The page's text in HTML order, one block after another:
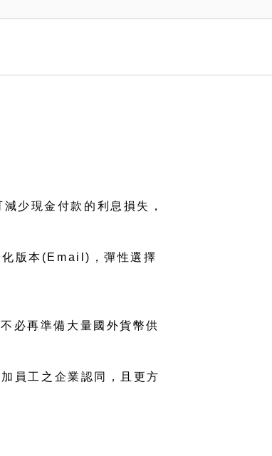
少現金付款的利息損失，
化版本(Email)，彈性選擇
必再準備大量國外貨幣供
員工之企業認同，且更方